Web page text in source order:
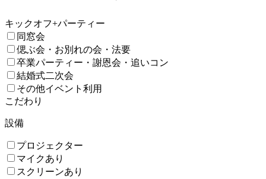
キックオフ+パーティー
同窓会
偲ぶ会・お別れの会・法要
卒業パーティー・謝恩会・追いコン
結婚式二次会
その他イベント利用
こだわり
設備
プロジェクター
マイクあり
スクリーンあり